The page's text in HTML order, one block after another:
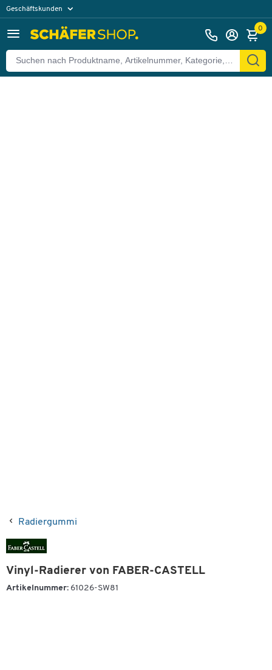
Geschäftskunden
0
Radiergummi
Vinyl-Radierer von FABER-CASTELL
Artikelnummer: 61026-SW81
Zurück